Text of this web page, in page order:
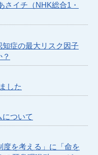
さイチ（NHK総合1・
症の最大リスク因子
した
について
度を考える」に「命を